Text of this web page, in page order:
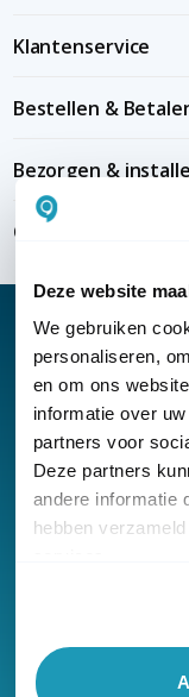
Deze website
We gebruiken
personaliseren,
en om ons
informatie over
partners voor
Deze partners
andere informatie
hebben
Klantenservice
Bestellen &
Bezorgen &
Over KommaGo